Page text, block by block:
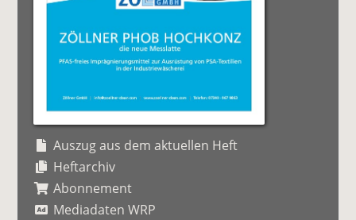
Auszug aus dem aktuellen Heft
Heftarchiv
Abonnement
Mediadaten WRP